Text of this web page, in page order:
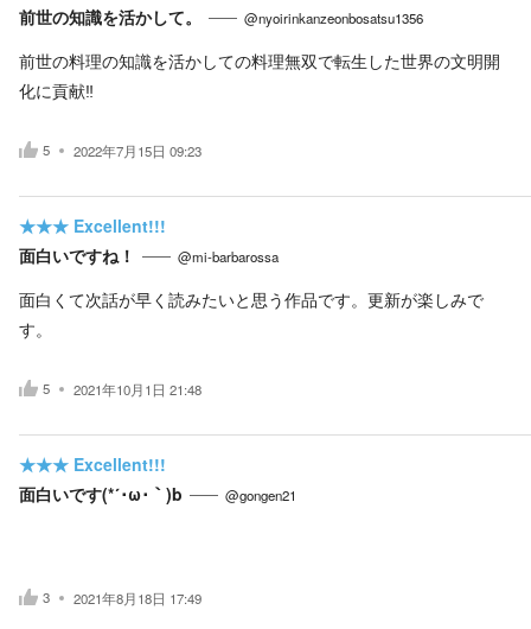
前世の知識を活かして。
@nyoirinkanzeonbosatsu1356
前世の料理の知識を活かしての料理無双で転生した世界の文明開
化に貢献‼️
5 2022年7月15日 09:23
★★★ Excellent!!!
面白いですね！
@mi-barbarossa
面白くて次話が早く読みたいと思う作品です。更新が楽しみで
す。
5 2021年10月1日 21:48
★★★ Excellent!!!
面白いです(*´･ω･｀)b
@gongen21
3 2021年8月18日 17:49